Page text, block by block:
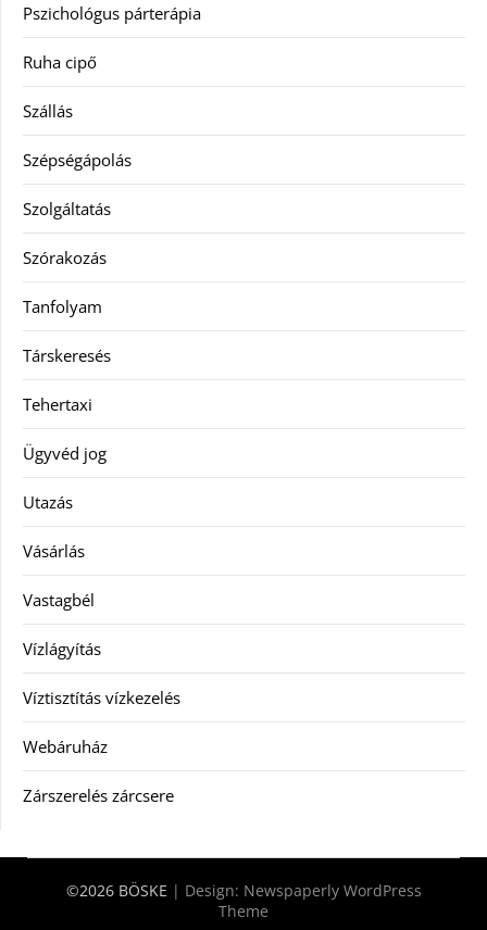
Pszichológus párterápia
Ruha cipő
Szállás
Szépségápolás
Szolgáltatás
Szórakozás
Tanfolyam
Társkeresés
Tehertaxi
Ügyvéd jog
Utazás
Vásárlás
Vastagbél
Vízlágyítás
Víztisztítás vízkezelés
Webáruház
Zárszerelés zárcsere
©2026 BÖSKE | Design: Newspaperly WordPress
Theme